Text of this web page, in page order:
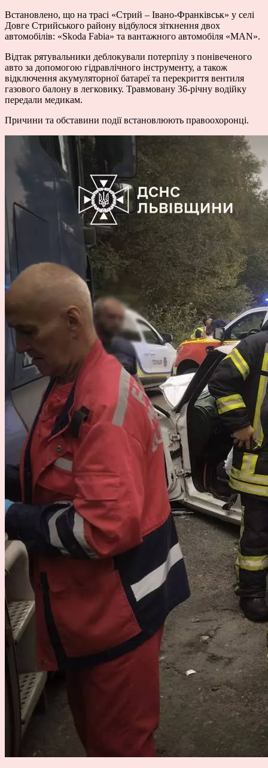
Встановлено, що на трасі «Стрий – Івано-Франківськ» у селі
Довге Стрийського району відбулося зіткнення двох
автомобілів: «Skoda Fabia» та вантажного автомобіля «MAN».
Відтак рятувальники деблокували потерпілу з понівеченого
авто за допомогою гідравлічного інструменту, а також
відключення акумуляторної батареї та перекриття вентиля
газового балону в легковику. Травмовану 36-річну водійку
передали медикам.
Причини та обставини події встановлюють правоохоронці.